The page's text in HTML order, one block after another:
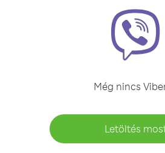
Még nincs
Letöltés